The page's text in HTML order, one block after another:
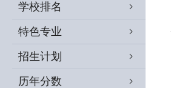
学校排名
特色专业
招生计划
历年分数